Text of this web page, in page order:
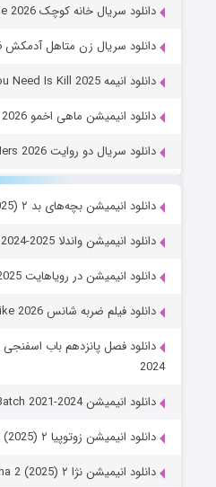
دانلود سریال خانه کوچک Little House on the Prairie 2026
دانلود سریال زن متاهل آدمکش A Bona Fide Killer 2026
دانلود انیمه All You Need Is Kill 2025
دانلود انیمیشن ماهی اخمو The Pout-Pout Fish 2026
دانلود سریال دو روایت His & Hers 2026
دانلود انیمیشن بچه‌های بد ۲ The Bad Guys 2 (2025)
دانلود انیمیشن واندلا WondLa 2024-2025
دانلود انیمیشن در رویاهایت In Your Dreams 2025
دانلود فیلم ضربه شانس Lucky Strike 2026
2024
دانلود انیمیشن Star Wars: The Bad Batch 2021-2024
دانلود انیمیشن زوتوپیا ۲ Zootopia 2 (2025)
دانلود انیمیشن نژا ۲ Ne Zha 2 (2025)